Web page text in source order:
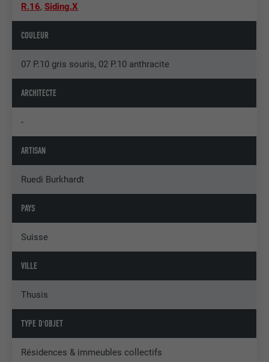
R.16,Siding.X
COULEUR
07 P.10 gris souris, 02 P.10 anthracite
ARCHITECTE
-
ARTISAN
Ruedi Burkhardt
PAYS
Suisse
VILLE
Thusis
TYPE D'OBJET
Résidences & immeubles collectifs